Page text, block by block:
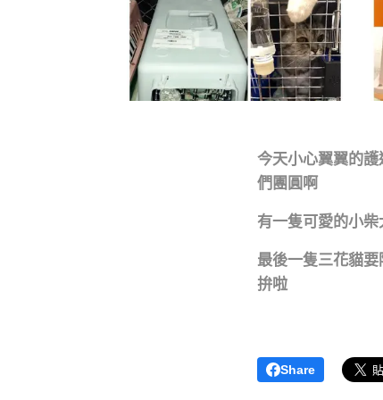
今天小心翼翼的
們團圓啊
有一隻可愛的小
最後一隻三花貓
拚啦
Share